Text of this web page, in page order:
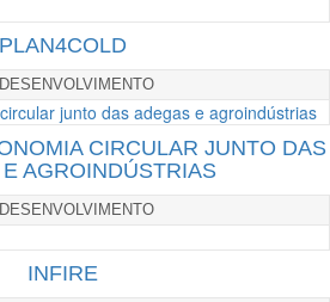
PLAN4COLD
CIRCULAR JUNTO DAS
AGROINDÚSTRIAS
INFIRE